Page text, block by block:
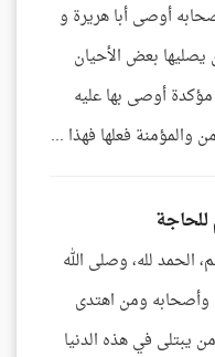
أوصى أبا هريرة و
يصليها بعض الأحيان
أوصى بها عليه
والمؤمنة فعلها فهذا ...
الحمد لله، وصلى الله
وأصحابه ومن اهتدى
يبتلى في هذه الدنيا